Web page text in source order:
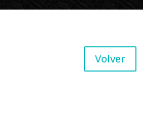
Volver